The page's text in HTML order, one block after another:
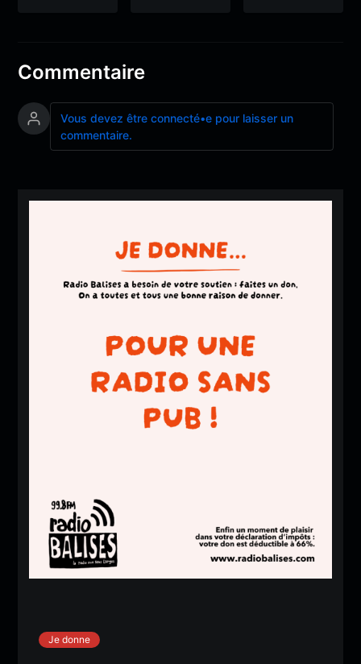
Commentaire
Vous devez être connecté•e pour laisser un
commentaire.
Je donne